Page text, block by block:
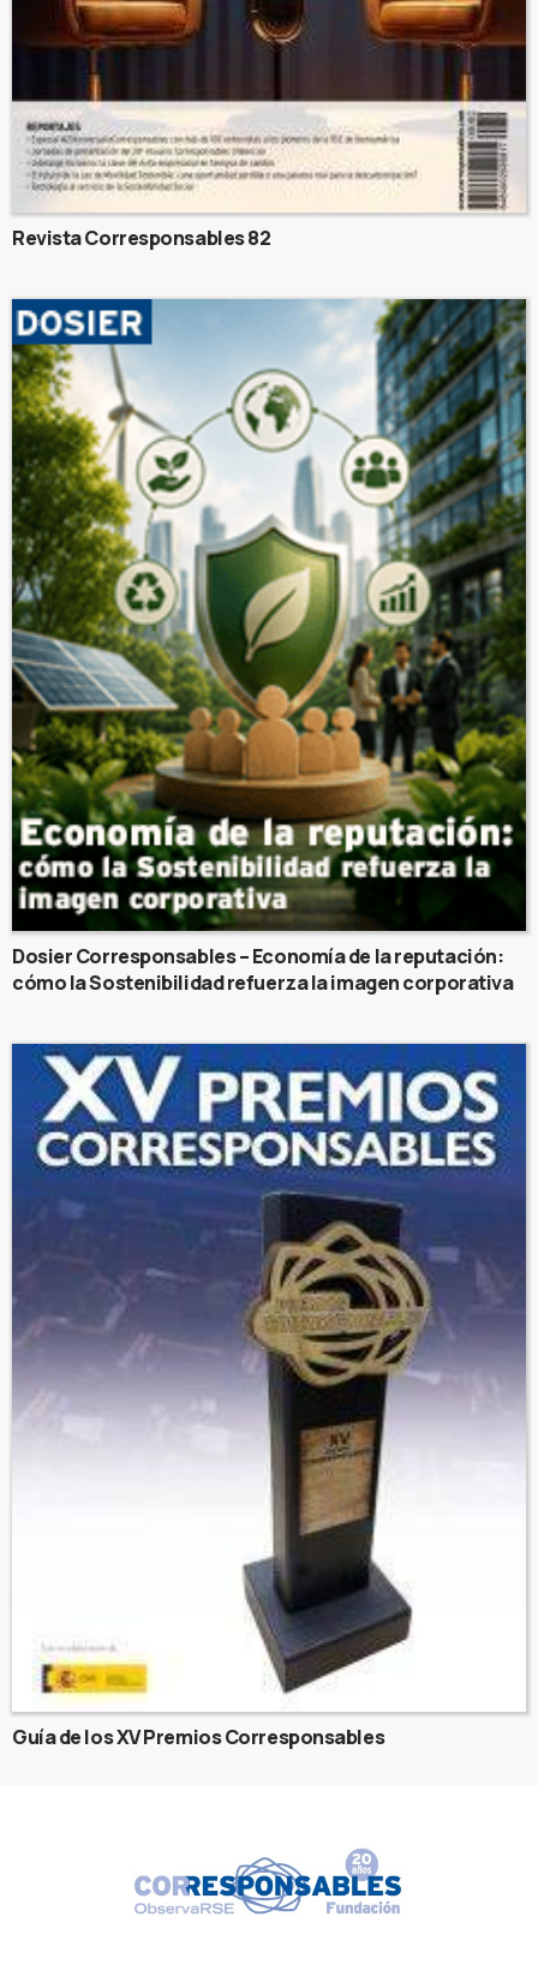
Revista Corresponsables 82
Dosier Corresponsables – Economía de la reputación:
cómo la Sostenibilidad refuerza la imagen corporativa
Guía de los XV Premios Corresponsables